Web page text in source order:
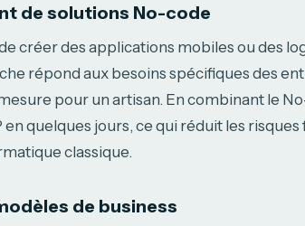
de solutions No-code
créer des applications mobiles ou des
répond aux besoins spécifiques des
pour un artisan. En combinant le
quelques jours, ce qui réduit les risques
classique.
de business